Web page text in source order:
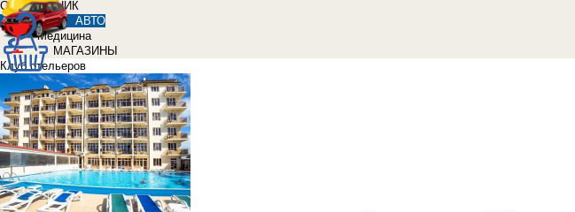
СПРАВОЧНИК
АВТО
Медицина
МАГАЗИНЫ
Клуб отельеров